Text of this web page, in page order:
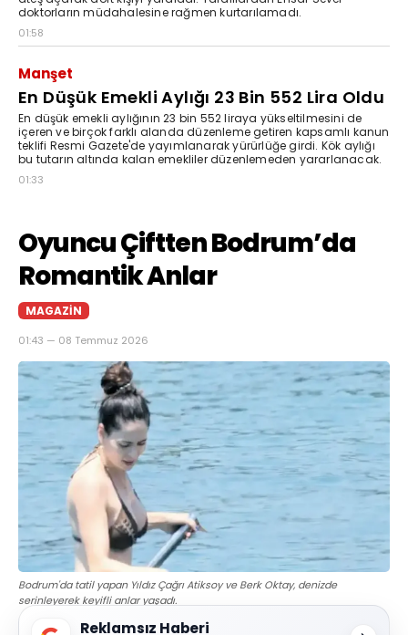
doktorların müdahalesine rağmen kurtarılamadı.
01:58
Manşet
En Düşük Emekli Aylığı 23 Bin 552 Lira Oldu
En düşük emekli aylığının 23 bin 552 liraya yükseltilmesini de
içeren ve birçok farklı alanda düzenleme getiren kapsamlı kanun
teklifi Resmi Gazete'de yayımlanarak yürürlüğe girdi. Kök aylığı
bu tutarın altında kalan emekliler düzenlemeden yararlanacak.
01:33